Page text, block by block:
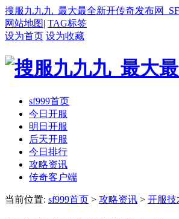
搜服九九九_最大最全新开传奇发布网
网站地图| TAG标签
设为首页 设为收藏
sf999首页
今日开服
明日开服
后天开服
今日排行
攻略资讯
传奇客户端
当前位置: sf999首页 > 攻略资讯 > 开服技